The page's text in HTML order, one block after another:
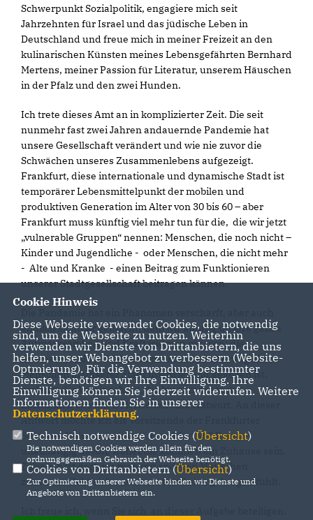
Schwerpunkt Sozialpolitik, engagiere mich seit
Jahrzehnten für Israel und das jüdische Leben in
Deutschland und freue mich in meiner Freizeit an den
kulinarischen Künsten meines Lebensgefährten Bernhard
Mertens, meiner Passion für Literatur, unserem Häuschen
in der Pfalz und den zwei Hunden.
Ich trete dieses Amt an in komplizierter Zeit. Die seit
nunmehr fast zwei Jahren andauernde Pandemie hat
unsere Gesellschaft verändert und wie nie zuvor die
Schwächen unseres Zusammenlebens aufgezeigt.
Frankfurt, diese internationale und dynamische Stadt ist
temporärer Lebensmittelpunkt der mobilen und
produktiven Generation im Alter von 30 bis 60 – aber
Frankfurt muss künftig viel mehr tun für die, die wir jetzt
vulnerable Gruppen“ nennen: Menschen, die noch nicht –
Kinder und Jugendliche - oder Menschen, die nicht mehr
- Alte und Kranke - einen Beitrag zum Funktionieren
unserer Stadtgesellschaft beitragen können.
endlich sichtbar gemacht, dem wir künftig unsere ganze
Aufmerksamkeit und Kraft widmen müssen: die
Alterseinsamkeit. Während die soziale Sicherung alter
Menschen in unserer Stadt überwiegend gegeben ist,
verlangt die Vereinzelung, die krankmachende
Einsamkeit des alten Menschen eine Antwort. An dieser
Antwort möchte ich als Vorsitzende der Frankfurter
Senioren Union mitwirken. Frankfurt soll Ihnen –
unabhängig davon, woher Sie kommen ein Zuhause sein.
Zuhause ist dort, wo man mit anderen Menschen
zusammenlebt,sich austauscht und sich geborgen fühlt.
Cookie Hinweis
Diese Webseite verwendet Cookies, die notwendig
sind, um die Webseite zu nutzen. Weiterhin
verwenden wir Dienste von Drittanbietern, die uns
helfen, unser Webangebot zu verbessern (Website-
Optmierung). Für die Verwendung bestimmter
Dienste, benötigen wir Ihre Einwilligung. Ihre
Einwilligung können Sie jederzeit widerrufen. Weitere
Informationen finden Sie in unserer
Datenschutzerklärung.
Technisch notwendige Cookies (Übersicht)
Die notwendigen Cookies werden allein für den
ordnungsgemäßen Gebrauch der Webseite benötigt.
Cookies von Drittanbietern (Übersicht)
Zur Optimierung unserer Webseite binden wir Dienste und
Angebote von Drittanbietern ein.